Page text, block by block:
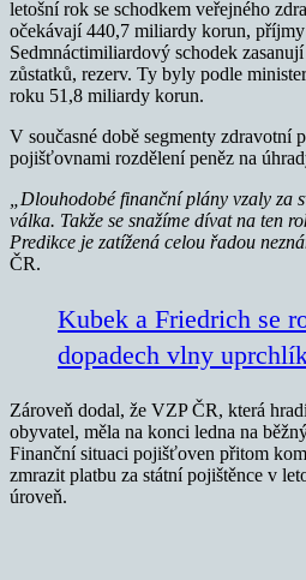
letošní rok se schodkem veřejného
očekávají 440,7 miliardy korun,
Sedmnáctimiliardový schodek
zůstatků, rezerv. Ty byly podle
roku 51,8 miliardy korun.
V současné době segmenty zdravotní
pojišťovnami rozdělení peněz na
„Dlouhodobé finanční plány vzaly za
válka. Takže se snažíme dívat na ten
Predikce je zatížená celou řadou
ČR.
Kubek a Friedrich se
dopadech vlny
Zároveň dodal, že VZP ČR, která
obyvatel, měla na konci ledna na
Finanční situaci pojišťoven přitom
zmrazit platbu za státní pojištěnce v
úroveň.